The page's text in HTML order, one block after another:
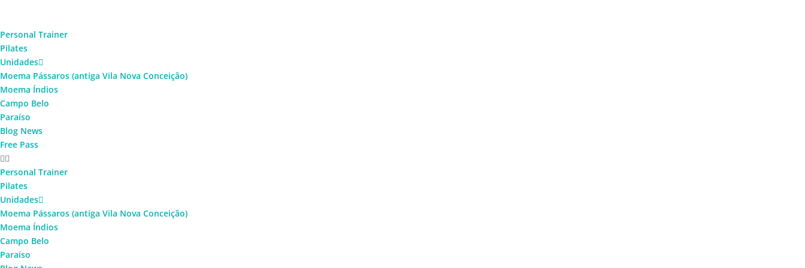
Personal Trainer
Pilates
Unidades
Moema Pássaros (antiga Vila Nova Conceição)
Moema Índios
Campo Belo
Paraíso
Blog News
Free Pass
Personal Trainer
Pilates
Unidades
Moema Pássaros (antiga Vila Nova Conceição)
Moema Índios
Campo Belo
Paraíso